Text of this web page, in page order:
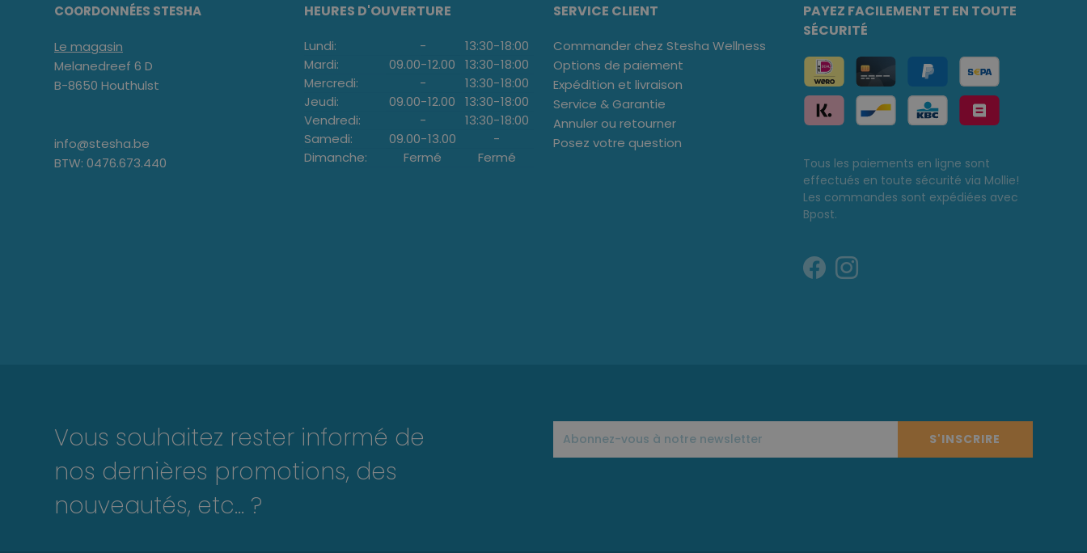
COORDONNÉES STESHA
Le magasin
Melanedreef 6 D
B-8650 Houthulst
info@stesha.be
BTW: 0476.673.440
HEURES D'OUVERTURE
Lundi: - 13:30-18:00
Mardi:
09.00-12.00 13:30-18:00
Mercredi:
- 13:30-18:00
Jeudi:
09.00-12.00 13:30-18:00
Vendredi:
- 13:30-18:00
Samedi:
09.00-13.00
-
Dimanche:
Fermé Fermé
SERVICE CLIENT
Commander chez Stesha Wellness
Options de paiement
Expédition et livraison
Service & Garantie
Annuler ou retourner
Posez votre question
PAYEZ FACILEMENT ET EN TOUTE
SÉCURITÉ
Tous les paiements en ligne sont
effectués en toute sécurité via Mollie!
Les commandes sont expédiées avec
Bpost.
Vous souhaitez rester informé de
nos dernières promotions, des
nouveautés, etc... ?
S'INSCRIRE